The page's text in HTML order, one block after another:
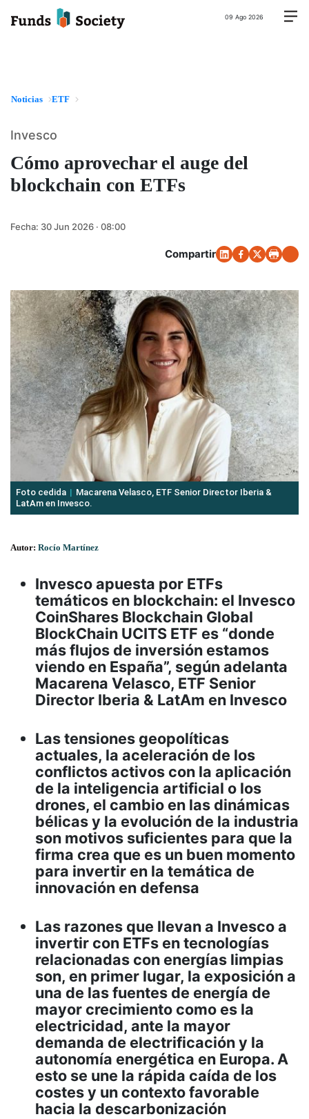
09 Ago 2026
Noticias ETF
Cómo aprovechar el auge del
blockchain con ETFs
Invesco
Fecha: 30 Jun 2026 · 08:00
Compartir
Foto cedida
Macarena Velasco, ETF Senior Director Iberia &
LatAm en Invesco.
Autor: Rocío Martínez
Invesco apuesta por ETFs
temáticos en blockchain: el Invesco
CoinShares Blockchain Global
BlockChain UCITS ETF es “donde
más flujos de inversión estamos
viendo en España”, según adelanta
Macarena Velasco, ETF Senior
Director Iberia & LatAm en Invesco
Las tensiones geopolíticas
actuales, la aceleración de los
conflictos activos con la aplicación
de la inteligencia artificial o los
drones, el cambio en las dinámicas
bélicas y la evolución de la industria
son motivos suficientes para que la
firma crea que es un buen momento
para invertir en la temática de
innovación en defensa
Las razones que llevan a Invesco a
invertir con ETFs en tecnologías
relacionadas con energías limpias
son, en primer lugar, la exposición a
una de las fuentes de energía de
mayor crecimiento como es la
electricidad, ante la mayor
demanda de electrificación y la
autonomía energética en Europa. A
esto se une la rápida caída de los
costes y un contexto favorable
hacia la descarbonización